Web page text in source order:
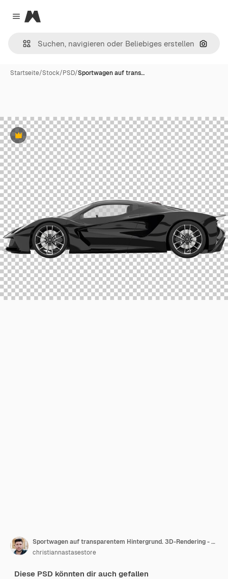
Close menu
Magnific
Nach
Startseite/Stock/PSD/Sportwagen auf trans…
Premium
Sportwagen auf transparentem Hintergrund. 3D-Rendering - Abbildung
christiannastasestore
Diese PSD könnten dir auch gefallen